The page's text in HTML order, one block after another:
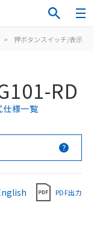
> 押ボタンスイッチ/表示灯
RD
様一覧
PDF出力